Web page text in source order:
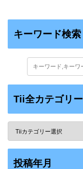
キーワード検索
Tii全カテゴリー
投稿年月